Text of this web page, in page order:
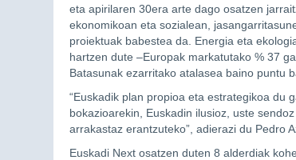
eta apirilaren 30era arte dago osatzen
ekonomikoan eta sozialean,
proiektuak babestea da. Energia eta
hartzen dute –Europak markatutako % 37
Batasunak ezarritako atalasea baino puntu
“Euskadik plan propioa eta estrategikoa du
bokazioarekin, Euskadin ilusioz, uste
arrakastaz erantzuteko”, adierazi du Pedro
Euskadi Next osatzen duten 8 alderdiak